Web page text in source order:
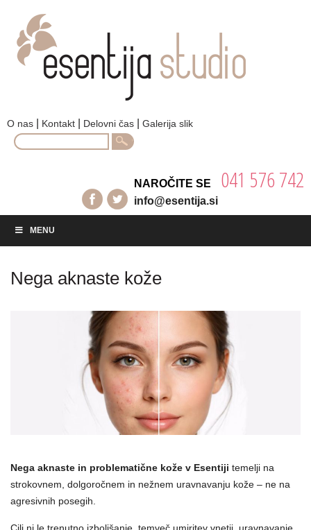
O nas Kontakt Delovni čas Galerija slik
Search
NAROČITE SE 041 576 742
info@esentija.si
MENU
Nega aknaste kože
Nega aknaste in problematične kože v Esentiji temelji na
strokovnem, dolgoročnem in nežnem uravnavanju kože – ne na
agresivnih posegih.
Cilj ni le trenutno izboljšanje, temveč umiritev vnetij, uravnavanje